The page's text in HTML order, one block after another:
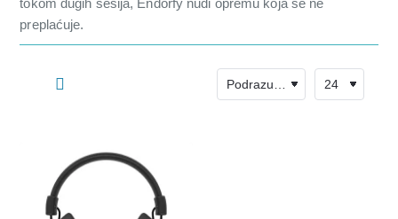
tokom dugih sesija, Endorfy nudi opremu koja se ne
preplaćuje.